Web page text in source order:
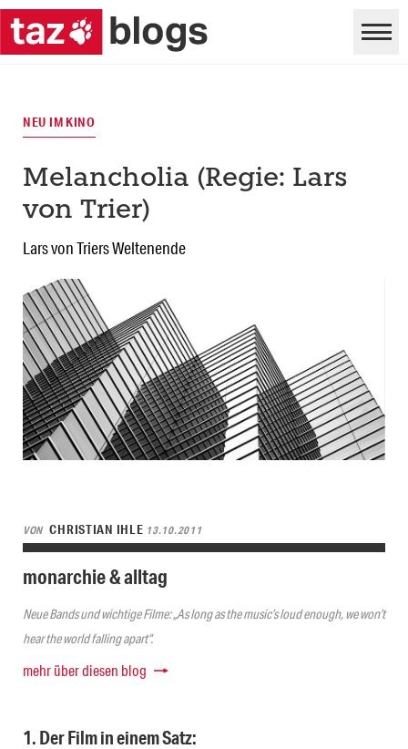
NEU IM KINO
Melancholia (Regie: Lars
von Trier)
Lars von Triers Weltenende
VON CHRISTIAN IHLE 13.10.2011
monarchie & alltag
Neue Bands und wichtige Filme: „As long as the music’s loud enough, we won’t
hear the world falling apart“.
mehr über diesen blog
1. Der Film in einem Satz: